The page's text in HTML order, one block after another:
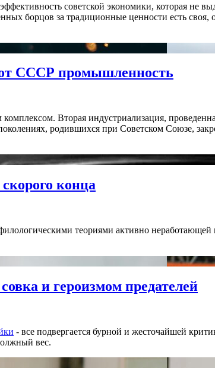
советской экономики, которая не
борцов за традиционные ценности есть своя,
СССР промышленность
Вторая индустриализация,
родившихся при Советском Союзе,
конца
теориями активно неработающей
и героизмом предателей
- все подвергается бурной и жесточайшей
вес.